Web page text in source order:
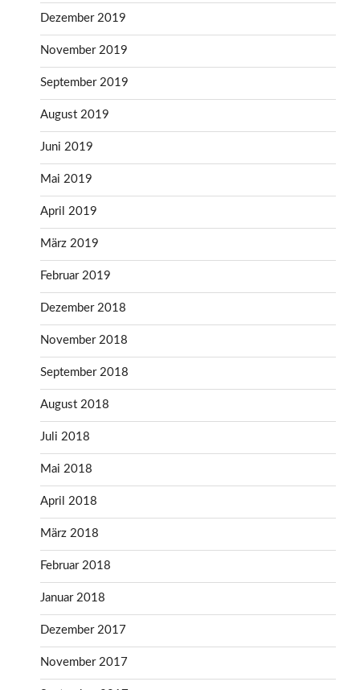
Dezember 2019
November 2019
September 2019
August 2019
Juni 2019
Mai 2019
April 2019
März 2019
Februar 2019
Dezember 2018
November 2018
September 2018
August 2018
Juli 2018
Mai 2018
April 2018
März 2018
Februar 2018
Januar 2018
Dezember 2017
November 2017